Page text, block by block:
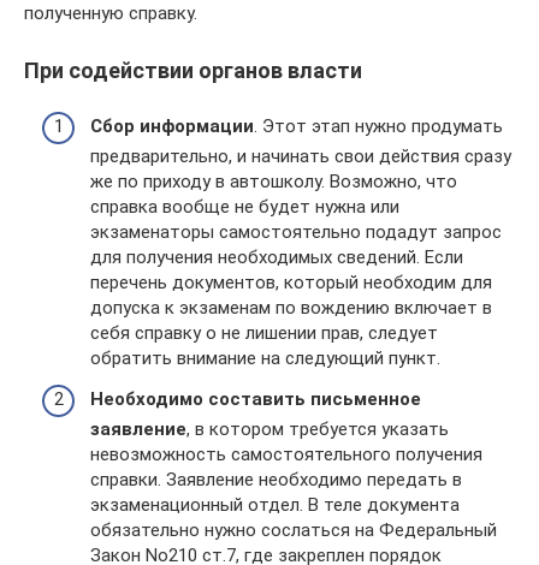
полученную справку.
При содействии органов власти
Сбор информации. Этот этап нужно продумать
предварительно, и начинать свои действия сразу
же по приходу в автошколу. Возможно, что
справка вообще не будет нужна или
экзаменаторы самостоятельно подадут запрос
для получения необходимых сведений. Если
перечень документов, который необходим для
допуска к экзаменам по вождению включает в
себя справку о не лишении прав, следует
обратить внимание на следующий пункт.
Необходимо составить письменное
заявление, в котором требуется указать
невозможность самостоятельного получения
справки. Заявление необходимо передать в
экзаменационный отдел. В теле документа
обязательно нужно сослаться на Федеральный
Закон No210 ст.7, где закреплен порядок